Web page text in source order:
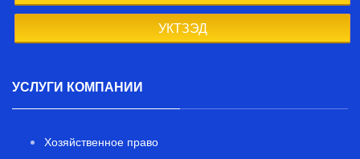
УКТЗЭД
УСЛУГИ КОМПАНИИ
Хозяйственное право